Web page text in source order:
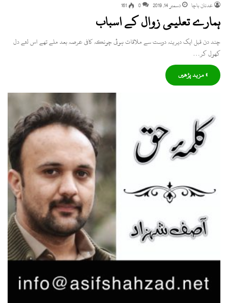
عدنان باچا دسمبر 14, 2019 0
161
ہمارے تعلیمی زوال کے اسباب
چند دن قبل ایک دیرینہ دوست سے ملاقات ہوئی چونکہ کافی عرصہ بعد ملے تھے اس لئے دل
کھول کر…
» مزید پڑھیں